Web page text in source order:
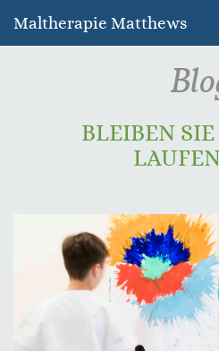
Maltherapie Matthews
BLEIBEN